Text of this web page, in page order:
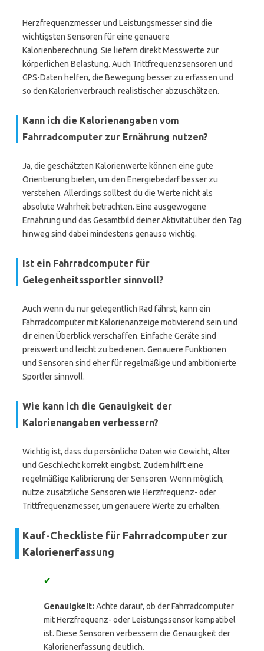
Herzfrequenzmesser und Leistungsmesser sind die
wichtigsten Sensoren für eine genauere
Kalorienberechnung. Sie liefern direkt Messwerte zur
körperlichen Belastung. Auch Trittfrequenzsensoren und
GPS-Daten helfen, die Bewegung besser zu erfassen und
so den Kalorienverbrauch realistischer abzuschätzen.
Kann ich die Kalorienangaben vom
Fahrradcomputer zur Ernährung nutzen?
Ja, die geschätzten Kalorienwerte können eine gute
Orientierung bieten, um den Energiebedarf besser zu
verstehen. Allerdings solltest du die Werte nicht als
absolute Wahrheit betrachten. Eine ausgewogene
Ernährung und das Gesamtbild deiner Aktivität über den Tag
hinweg sind dabei mindestens genauso wichtig.
Ist ein Fahrradcomputer für
Gelegenheitssportler sinnvoll?
Auch wenn du nur gelegentlich Rad fährst, kann ein
Fahrradcomputer mit Kalorienanzeige motivierend sein und
dir einen Überblick verschaffen. Einfache Geräte sind
preiswert und leicht zu bedienen. Genauere Funktionen
und Sensoren sind eher für regelmäßige und ambitionierte
Sportler sinnvoll.
Wie kann ich die Genauigkeit der
Kalorienangaben verbessern?
Wichtig ist, dass du persönliche Daten wie Gewicht, Alter
und Geschlecht korrekt eingibst. Zudem hilft eine
regelmäßige Kalibrierung der Sensoren. Wenn möglich,
nutze zusätzliche Sensoren wie Herzfrequenz- oder
Trittfrequenzmesser, um genauere Werte zu erhalten.
Kauf-Checkliste für Fahrradcomputer zur
Kalorienerfassung
✔
Genauigkeit: Achte darauf, ob der Fahrradcomputer
mit Herzfrequenz- oder Leistungssensor kompatibel
ist. Diese Sensoren verbessern die Genauigkeit der
Kalorienerfassung deutlich.